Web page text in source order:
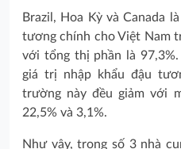
Brazil, Hoa Kỳ và Canada
tương chính cho Việt Nam
với tổng thị phần là
giá trị nhập khẩu đậu
trường này đều giảm với
22,5% và 3,1%.
Như vậy, trong số 3 nhà